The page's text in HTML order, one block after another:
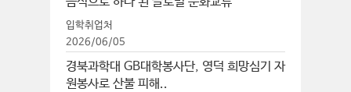
입학취업처
2026/06/05
경북과학대 GB대학봉사단, 영덕 희망심기 자
원봉사로 산불 피해..